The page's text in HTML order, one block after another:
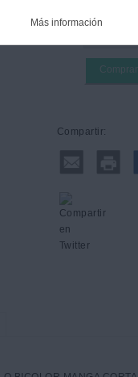
Comprar
Compartir: